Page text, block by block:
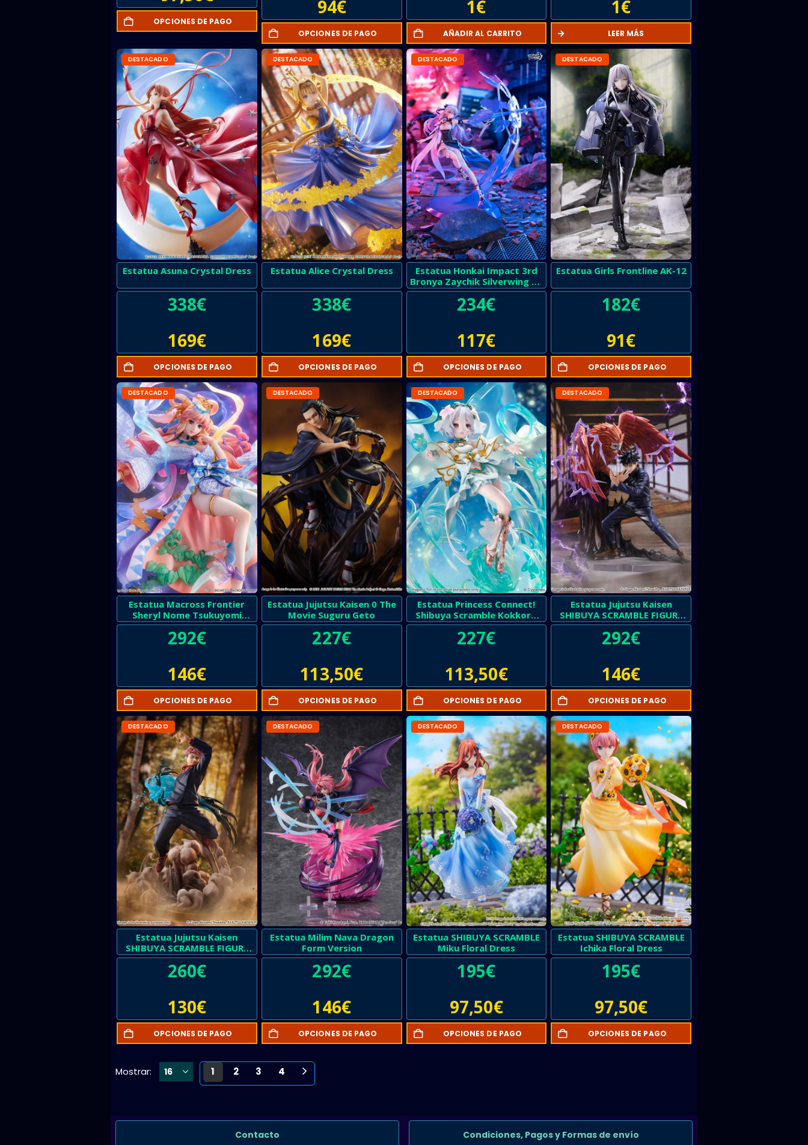
OPCIONES DE PAGO
94€
OPCIONES DE PAGO
1€
AÑADIR AL CARRITO
1€
LEER MÁS
DESTACADO
Estatua Asuna Crystal Dress
338€
169€
OPCIONES DE PAGO
DESTACADO
Estatua Alice Crystal Dress
338€
169€
OPCIONES DE PAGO
DESTACADO
Estatua Honkai Impact 3rd
Bronya Zaychik Silverwing N-
EX
234€
117€
OPCIONES DE PAGO
DESTACADO
Estatua Girls Frontline AK-12
182€
91€
OPCIONES DE PAGO
DESTACADO
Estatua Macross Frontier
Sheryl Nome Tsukuyomi
Version
292€
146€
OPCIONES DE PAGO
DESTACADO
Estatua Jujutsu Kaisen 0 The
Movie Suguru Geto
227€
113,50€
OPCIONES DE PAGO
DESTACADO
Estatua Princess Connect!
Shibuya Scramble Kokkoro
Princess
227€
113,50€
OPCIONES DE PAGO
DESTACADO
Estatua Jujutsu Kaisen
SHIBUYA SCRAMBLE FIGURE
Megumi Fushiguro
292€
146€
OPCIONES DE PAGO
DESTACADO
Estatua Jujutsu Kaisen
SHIBUYA SCRAMBLE FIGURE
Yuji Itadori
260€
130€
OPCIONES DE PAGO
DESTACADO
Estatua Milim Nava Dragon
Form Version
292€
146€
OPCIONES DE PAGO
DESTACADO
Estatua SHIBUYA SCRAMBLE
Miku Floral Dress
195€
97,50€
OPCIONES DE PAGO
DESTACADO
Estatua SHIBUYA SCRAMBLE
Ichika Floral Dress
195€
97,50€
OPCIONES DE PAGO
Mostrar: 1 2 3 4
Contacto Condiciones, Pagos y Formas de envío